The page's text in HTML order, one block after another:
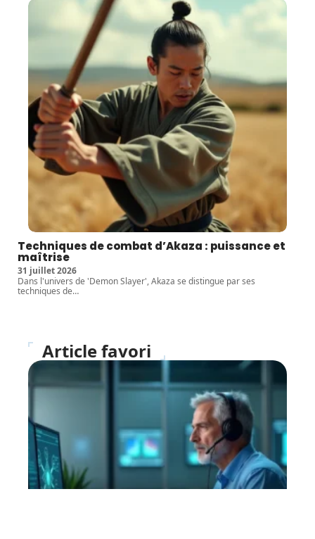
Techniques de combat d’Akaza : puissance et
maîtrise
31 juillet 2026
Dans l'univers de 'Demon Slayer', Akaza se distingue par ses
techniques de…
Article favori